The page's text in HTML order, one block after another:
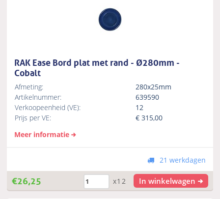
RAK Ease Bord plat met rand - Ø280mm -
Cobalt
Afmeting:
280x25mm
Artikelnummer:
639590
Verkoopeenheid (VE):
12
Prijs per VE:
€315,00
Meer informatie
21 werkdagen
€26,25 x12 In winkelwagen